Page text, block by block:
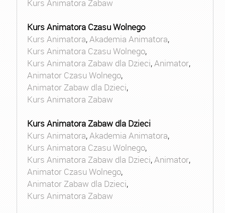
Kurs Animatora Zabaw
Kurs Animatora Czasu Wolnego
Kurs Animatora,Akademia Animatora,
Kurs Animatora Czasu Wolnego,
Kurs Animatora Zabaw dla Dzieci,Animator,
Animator Czasu Wolnego,
Animator Zabaw dla Dzieci,
Kurs Animatora Zabaw
Kurs Animatora Zabaw dla Dzieci
Kurs Animatora,Akademia Animatora,
Kurs Animatora Czasu Wolnego,
Kurs Animatora Zabaw dla Dzieci,Animator,
Animator Czasu Wolnego,
Animator Zabaw dla Dzieci,
Kurs Animatora Zabaw